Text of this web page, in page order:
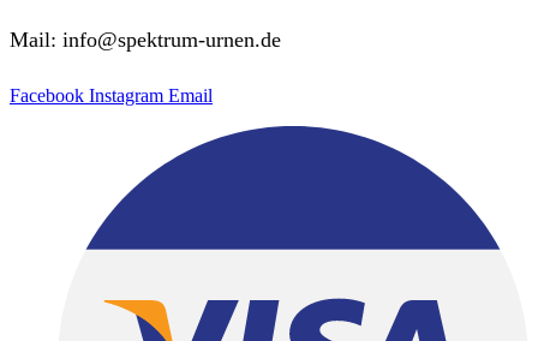
Mail: info@spektrum-urnen.de
Facebook Instagram Email